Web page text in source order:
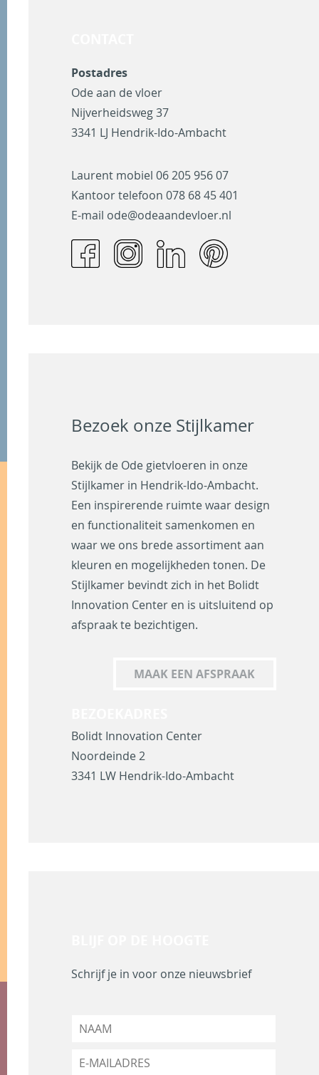
Postadres
Ode aan de vloer
Nijverheidsweg 37
3341 LJ Hendrik-Ido-Ambacht
Laurent mobiel 06 205 956 07
Kantoor telefoon 078 68 45 401
E-mail ode@odeaandevloer.nl
Bezoek onze Stijlkamer
Bekijk de Ode gietvloeren in onze
Stijlkamer in Hendrik-Ido-Ambacht.
Een inspirerende ruimte waar design
en functionaliteit samenkomen en
waar we ons brede assortiment aan
kleuren en mogelijkheden tonen. De
Stijlkamer bevindt zich in het Bolidt
Innovation Center en is uitsluitend op
afspraak te bezichtigen.
MAAK EEN AFSPRAAK
Bolidt Innovation Center
Noordeinde 2
3341 LW Hendrik-Ido-Ambacht
Schrijf je in voor onze nieuwsbrief
N
m